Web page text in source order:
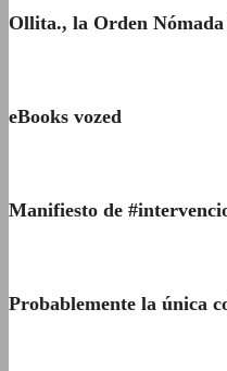
Ollita., la Orden
eBooks vozed
Manifiesto de
Probablemente la única